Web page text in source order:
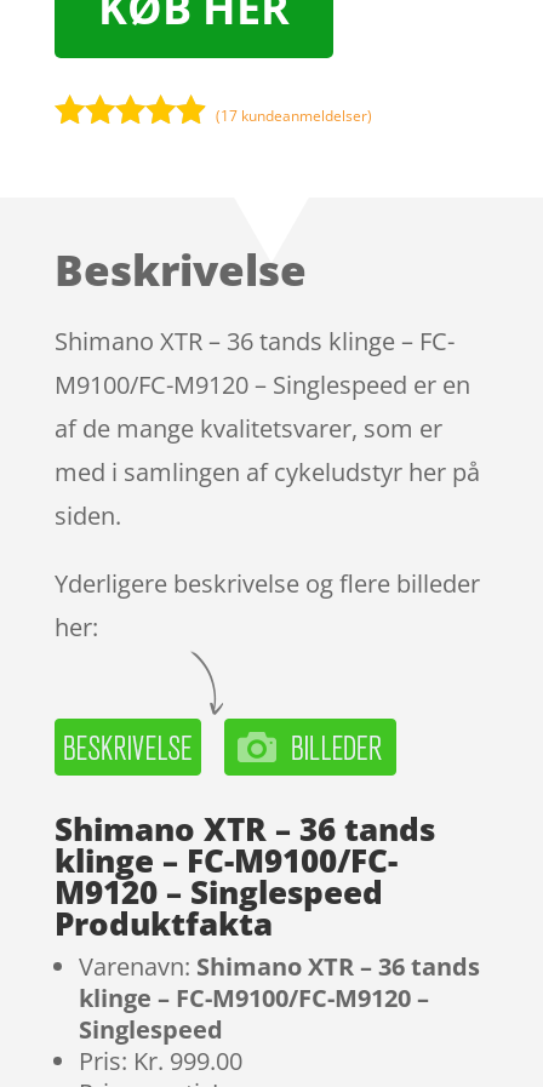
kundebedø
(17 kundeanmeldelser)
Beskrivelse
Shimano XTR – 36 tands klinge – FC-
M9100/FC-M9120 – Singlespeed er en
af de mange kvalitetsvarer, som er
med i samlingen af cykeludstyr her på
siden.
Yderligere beskrivelse og flere billeder
her:
Shimano XTR – 36 tands
klinge – FC-M9100/FC-
M9120 – Singlespeed
Produktfakta
Varenavn: Shimano XTR – 36 tands
klinge – FC-M9100/FC-M9120 –
Singlespeed
Pris: Kr. 999.00